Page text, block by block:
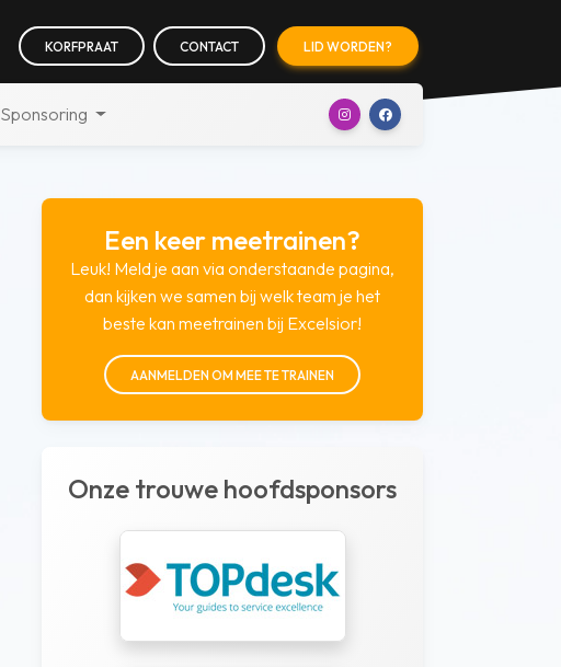
KORFPRAAT CONTACT LID WORDEN?
Sponsoring
Een keer meetrainen?
Leuk! Meld je aan via onderstaande pagina,
dan kijken we samen bij welk team je het
beste kan meetrainen bij Excelsior!
AANMELDEN OM MEE TE TRAINEN
Onze trouwe hoofdsponsors